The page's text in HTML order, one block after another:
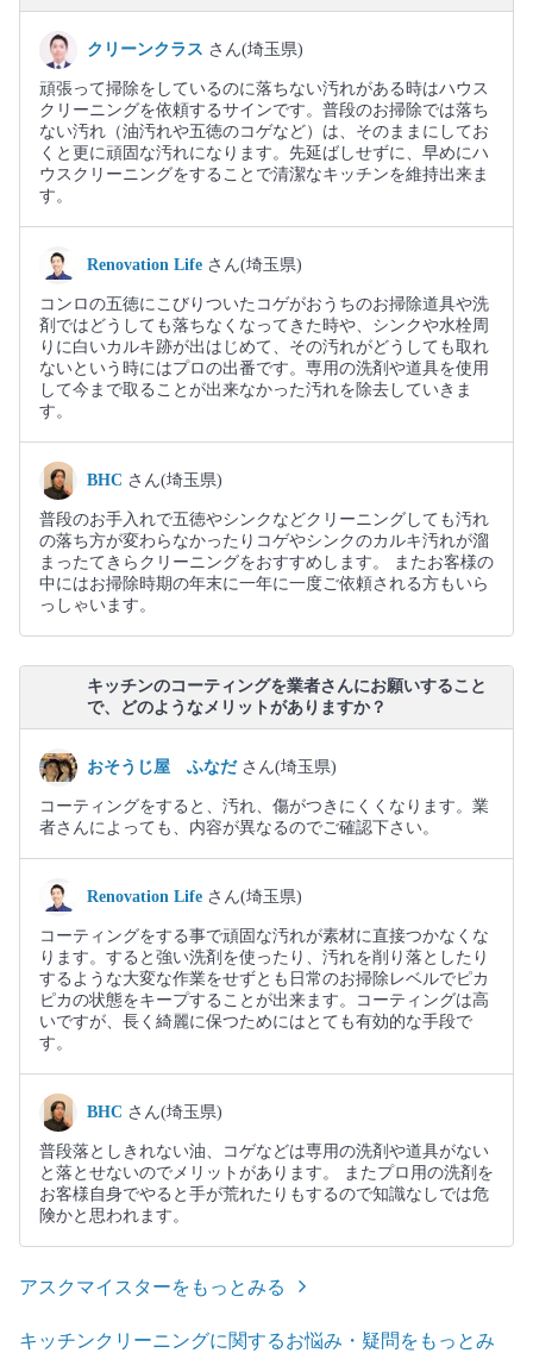
クリーンクラス さん(埼玉県)
頑張って掃除をしているのに落ちない汚れがある時はハウス
クリーニングを依頼するサインです。普段のお掃除では落ち
ない汚れ（油汚れや五徳のコゲなど）は、そのままにしてお
くと更に頑固な汚れになります。先延ばしせずに、早めにハ
ウスクリーニングをすることで清潔なキッチンを維持出来ま
す。
Renovation Life さん(埼玉県)
コンロの五徳にこびりついたコゲがおうちのお掃除道具や洗
剤ではどうしても落ちなくなってきた時や、シンクや水栓周
りに白いカルキ跡が出はじめて、その汚れがどうしても取れ
ないという時にはプロの出番です。専用の洗剤や道具を使用
して今まで取ることが出来なかった汚れを除去していきま
す。
BHC さん(埼玉県)
普段のお手入れで五徳やシンクなどクリーニングしても汚れ
の落ち方が変わらなかったりコゲやシンクのカルキ汚れが溜
まったてきらクリーニングをおすすめします。 またお客様の
中にはお掃除時期の年末に一年に一度ご依頼される方もいら
っしゃいます。
キッチンのコーティングを業者さんにお願いすること
で、どのようなメリットがありますか？
おそうじ屋 ふなだ さん(埼玉県)
コーティングをすると、汚れ、傷がつきにくくなります。業
者さんによっても、内容が異なるのでご確認下さい。
Renovation Life さん(埼玉県)
コーティングをする事で頑固な汚れが素材に直接つかなくな
ります。すると強い洗剤を使ったり、汚れを削り落としたり
するような大変な作業をせずとも日常のお掃除レベルでピカ
ピカの状態をキープすることが出来ます。コーティングは高
いですが、長く綺麗に保つためにはとても有効的な手段で
す。
BHC さん(埼玉県)
普段落としきれない油、コゲなどは専用の洗剤や道具がない
と落とせないのでメリットがあります。 またプロ用の洗剤を
お客様自身でやると手が荒れたりもするので知識なしでは危
険かと思われます。
アスクマイスターをもっとみる
キッチンクリーニングに関するお悩み・疑問をもっとみ